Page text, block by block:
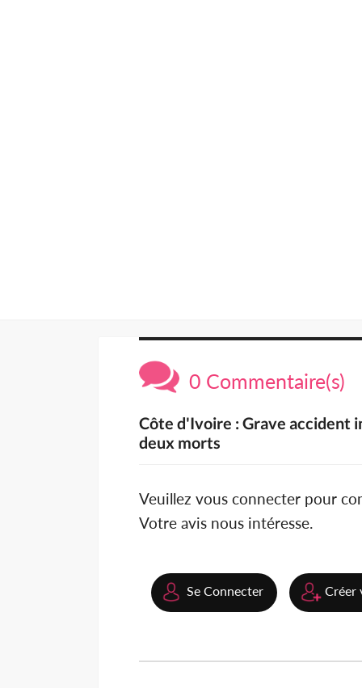
0 Commentaire(s)
Côte d'Ivoire : Grave accident
deux morts
Veuillez vous connecter pour
Votre avis nous intéresse.
Se Connecter Créer